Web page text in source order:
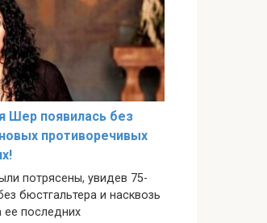
Шер появилась без
противоречивых
потрясены, увидев 75-
бюстгальтера и насквозь
последних